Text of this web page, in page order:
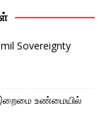
Sovereignty
உண்மையில்